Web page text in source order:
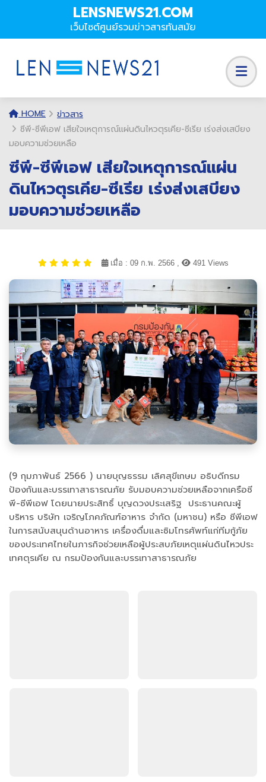
LENSNEWS21.COM
เว็บไซต์ศูนย์รวมข่าวสารทันสมัย
HOME
ข่าวสาร
ซีพี-ซีพีเอฟ เสียใจเหตุการณ์แผ่นดินไหวตุรเคีย-ซีเรีย เร่งส่งเสบียง
มอบความช่วยเหลือ
ซีพี-ซีพีเอฟ เสียใจเหตุการณ์แผ่น
ดินไหวตุรเคีย-ซีเรีย เร่งส่งเสบียง
มอบความช่วยเหลือ
เมื่อ : 09 ก.พ. 2566 , 491 Views
(9 กุมภาพันธ์ 2566 ) นายบุญธรรม เลิศสุขีเกษม อธิบดีกรม
ป้องกันและบรรเทาสาธารณภัย รับมอบความช่วยเหลือจากเครือซี
พี-ซีพีเอฟ โดยนายประสิทธิ์ บุญดวงประเสริฐ ประธานคณะผู้
บริหาร บริษัท เจริญโภคภัณฑ์อาหาร จำกัด (มหาชน) หรือ ซีพีเอฟ
ในการสนับสนุนด้านอาหาร เครื่องดื่มและซิมโทรศัพท์แก่ทีมกู้ภัย
ของประเทศไทยในภารกิจช่วยเหลือผู้ประสบภัยเหตุแผ่นดินไหวประ
เทศตุรเคีย ณ กรมป้องกันและบรรเทาสาธารณภัย